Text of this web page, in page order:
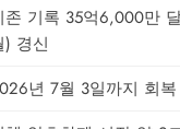
존 기록 35억6,000만
) 경신
년 7월 3일까지 회복